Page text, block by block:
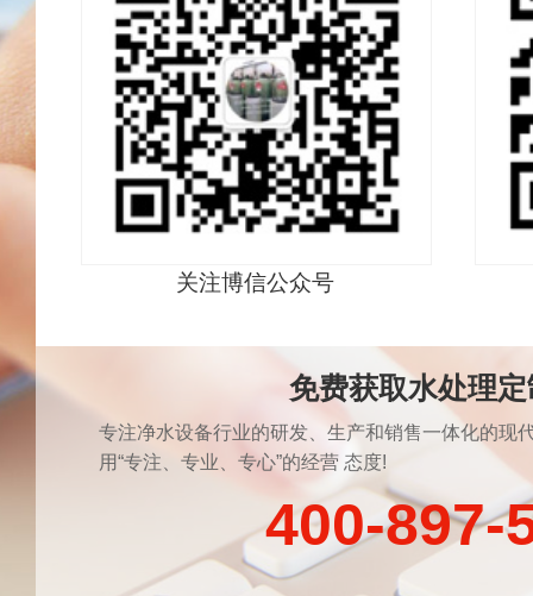
关注博信公众号
免费获取水处理
专注净水设备行业的研发、生产和销售一体化的现
用“专注、专业、专心”的经营 态度!
400-897-